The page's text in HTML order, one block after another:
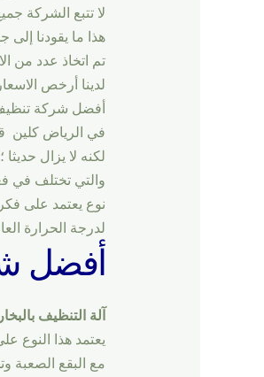
لا تتبع الشركة
هذا ما يقودنا إلى
تم اتخاذ عدد من
لدينا أرخص
أفضل شركة تنظيف
في الرياض كلين
لكنه لا يزال
والتي تختلف في
نوع يعتمد على
لدرجة الحرارة
أفضل
آلة التنظيف
مع البقع الصعبة